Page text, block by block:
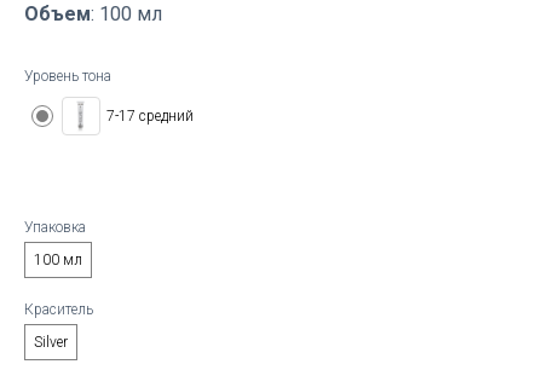
Уровень тона
7-17 средний
Упаковка
100 мл
Краситель
Silver
Объем: 100 мл